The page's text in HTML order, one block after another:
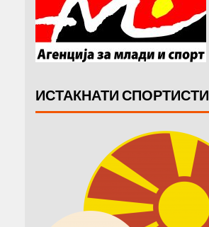
ИСТАКНАТИ СПОРТИСТИ